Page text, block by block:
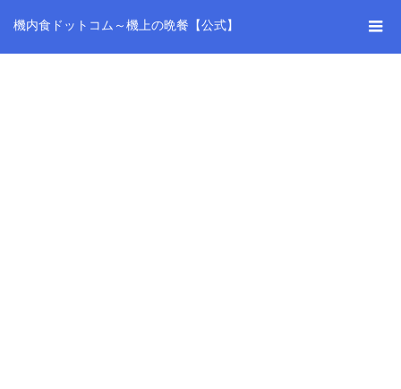
機内食ドットコム～機上の晩餐【公式】